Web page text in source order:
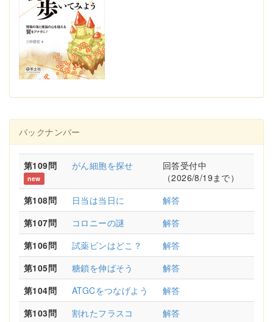
バックナンバー
第109問
new
がん細胞を探せ
回答受付中
（2026/8/19まで）
第108問
日当は当日に
解答
第107問
コロニーの謎
解答
第106問
試薬ビンはどこ？
解答
第105問
糖鎖を伸ばそう
解答
第104問
ATGCをつなげよう
解答
第103問
割れたフラスコ
解答